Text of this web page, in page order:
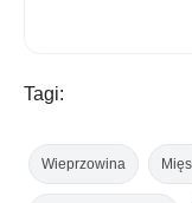
Tagi:
Wieprzowina